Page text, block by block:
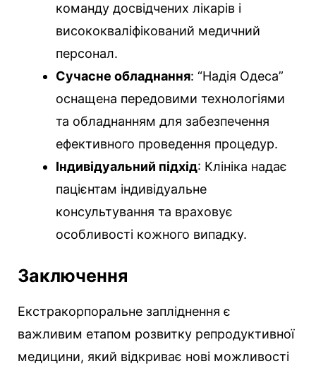
команду досвідчених лікарів і
висококваліфікований медичний
персонал.
Сучасне обладнання: “Надія Одеса”
оснащена передовими технологіями
та обладнанням для забезпечення
ефективного проведення процедур.
Індивідуальний підхід: Клініка надає
пацієнтам індивідуальне
консультування та враховує
особливості кожного випадку.
Заключення
Екстракорпоральне запліднення є
важливим етапом розвитку репродуктивної
медицини, який відкриває нові можливості